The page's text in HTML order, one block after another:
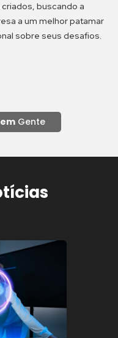
buscando a
a um melhor patamar
sobre seus desafios.
Gente